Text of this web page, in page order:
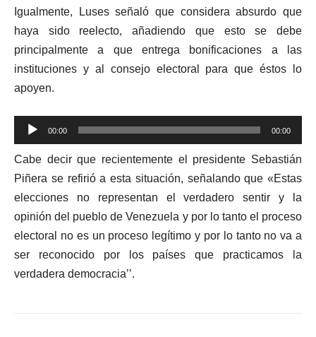
Igualmente, Luses señaló que considera absurdo que
haya sido reelecto, añadiendo que esto se debe
principalmente a que entrega bonificaciones a las
instituciones y al consejo electoral para que éstos lo
apoyen.
Reproductor
de
audio
00:00 00:00
Cabe decir que recientemente el presidente Sebastián
Piñera se refirió a esta situación, señalando que «Estas
elecciones no representan el verdadero sentir y la
opinión del pueblo de Venezuela y por lo tanto el proceso
electoral no es un proceso legítimo y por lo tanto no va a
ser reconocido por los países que practicamos la
verdadera democracia’’.